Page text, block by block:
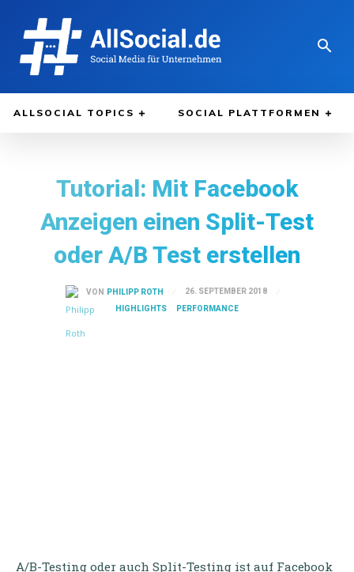
ALLSOCIAL TOPICS SOCIAL PLATTFORMEN
Tutorial: Mit Facebook
Anzeigen einen Split-Test
oder A/B Test erstellen
VON PHILIPP ROTH
26. SEPTEMBER 2018
HIGHLIGHTS
PERFORMANCE
A/B-Testing oder auch Split-Testing ist auf Facebook